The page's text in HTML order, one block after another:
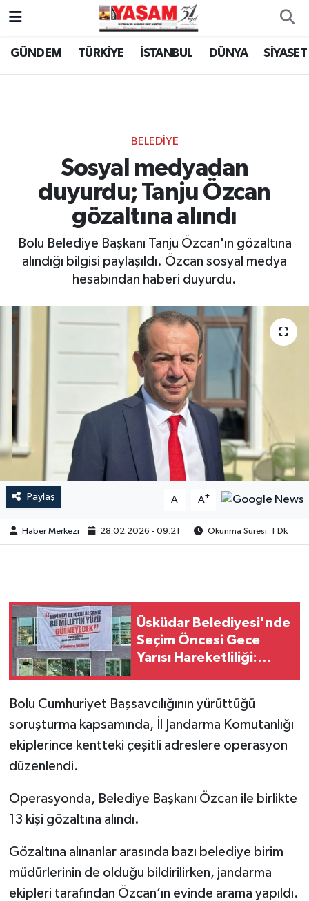
GÜNDEM TÜRKİYE İSTANBUL DÜNYA SİYASET
BELEDİYE
Sosyal medyadan
duyurdu; Tanju Özcan
gözaltına alındı
Bolu Belediye Başkanı Tanju Özcan'ın gözaltına
alındığı bilgisi paylaşıldı. Özcan sosyal medya
hesabından haberi duyurdu.
Paylaş A- A+
Haber Merkezi 28.02.2026 - 09:21 Okunma Süresi: 1 Dk
Üsküdar Belediyesi'nde
Seçim Öncesi Gece
Yarısı Hareketliliği:
Bolu Cumhuriyet Başsavcılığının yürüttüğü
soruşturma kapsamında, İl Jandarma Komutanlığı
ekiplerince kentteki çeşitli adreslere operasyon
düzenlendi.
Operasyonda, Belediye Başkanı Özcan ile birlikte
13 kişi gözaltına alındı.
Gözaltına alınanlar arasında bazı belediye birim
müdürlerinin de olduğu bildirilirken, jandarma
ekipleri tarafından Özcan’ın evinde arama yapıldı.